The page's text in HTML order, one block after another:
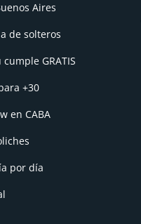
Aires
de solteros
GRATIS
+30
en CABA
por día